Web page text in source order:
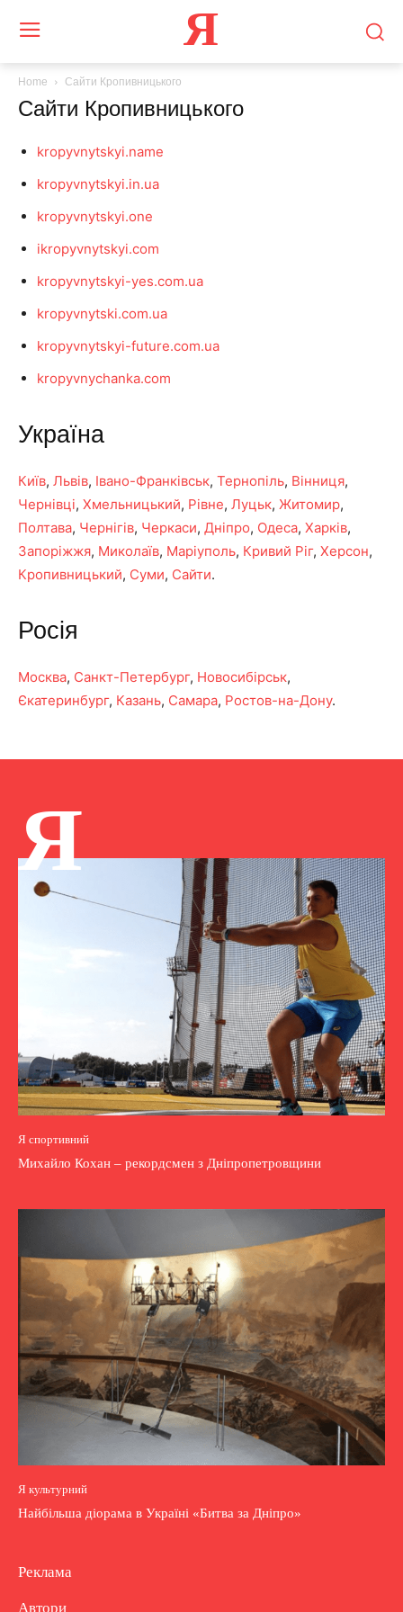
Я
Home Сайти Кропивницького
Сайти Кропивницького
kropyvnytskyi.name
kropyvnytskyi.in.ua
kropyvnytskyi.one
ikropyvnytskyi.com
kropyvnytskyi-yes.com.ua
kropyvnytski.com.ua
kropyvnytskyi-future.com.ua
kropyvnychanka.com
Україна
Київ, Львів, Івано-Франківськ, Тернопіль, Вінниця,
Чернівці, Хмельницький, Рівне, Луцьк, Житомир,
Полтава, Чернігів, Черкаси, Дніпро, Одеса, Харків,
Запоріжжя, Миколаїв, Маріуполь, Кривий Ріг, Херсон,
Кропивницький, Суми, Сайти.
Росія
Москва, Санкт-Петербург, Новосибірськ,
Єкатеринбург, Казань, Самара, Ростов-на-Дону.
Я
Я спортивний
Михайло Кохан – рекордсмен з Дніпропетровщини
Я культурний
Найбільша діорама в Україні «Битва за Дніпро»
Реклама
Автори